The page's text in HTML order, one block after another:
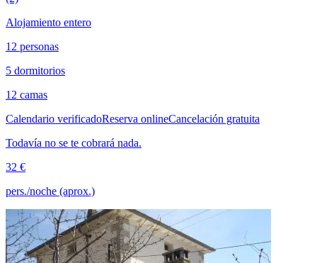
Alojamiento entero
12 personas
5 dormitorios
12 camas
Calendario verificadoReserva onlineCancelación gratuita
Todavía no se te cobrará nada.
32 €
pers./noche (aprox.)